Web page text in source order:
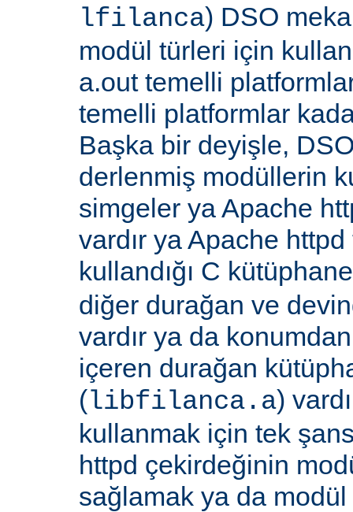
lfilanca) DSO
modül türleri için
a.out temelli
temelli platformlar
Başka bir deyişle,
derlenmiş modüllerin
simgeler ya Apache
vardır ya Apache
kullandığı C
diğer durağan ve
vardır ya da
içeren durağan
(libfilanca.a)
kullanmak için tek
httpd çekirdeğinin
sağlamak ya da